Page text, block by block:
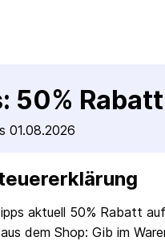
50%
01.08.2026
aktuell 50% Rabatt
dem Shop: Gib im